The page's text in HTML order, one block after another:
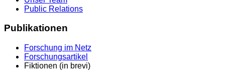
Public Relations
Publikationen
Forschung im Netz
Forschungsartikel
Fiktionen (in brevi)